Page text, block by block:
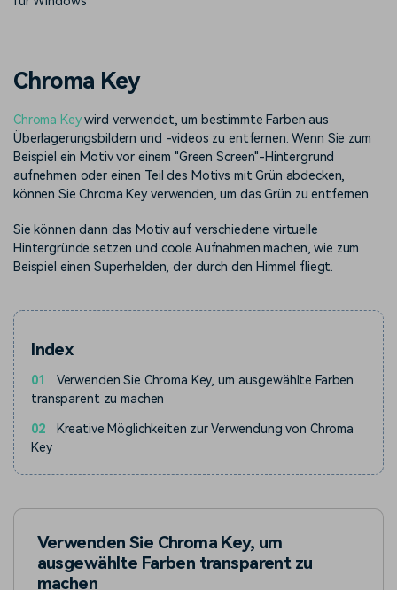
Trends
Lernen, ausdrücken und
erweitern Sie Ihre
Videobearbeitungs-
Fähigkeiten mit Filmora
Erfahren Sie, wie Sie einen
Spezialeffekt erzeugen
können
Creator
Monetarisierungs-
Programm
Freunde-werben-
Programm
An Freunde empfehlen,
Community
Empfohlene Inhalte
Partnerprogramm
Entdecken Sie
Partnerschaften auf
Unternehmensniveau
Support
Lernen
Suchen
Chroma Key
Chroma Keywird verwendet, um bestimmte Farben aus
Überlagerungsbildern und -videos zu entfernen. Wenn Sie zum
Beispiel ein Motiv vor einem "Green Screen"-Hintergrund
aufnehmen oder einen Teil des Motivs mit Grün abdecken,
können Sie Chroma Key verwenden, um das Grün zu entfernen.
Sie können dann das Motiv auf verschiedene virtuelle
Hintergründe setzen und coole Aufnahmen machen, wie zum
Beispiel einen Superhelden, der durch den Himmel fliegt.
Index
01
Verwenden Sie Chroma Key, um ausgewählte Farben
transparent zu machen
02
Kreative Möglichkeiten zur Verwendung von Chroma
Key
Verwenden Sie Chroma Key, um
ausgewählte Farben transparent zu
machen